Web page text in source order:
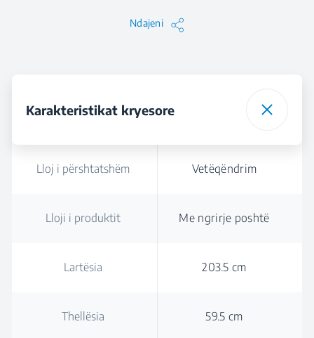
Ndajeni
Karakteristikat kryesore
Lloj i përshtatshëm Vetëqëndrim
Lloji i produktit Me ngrirje poshtë
Lartësia 203.5 cm
Thellësia 59.5 cm